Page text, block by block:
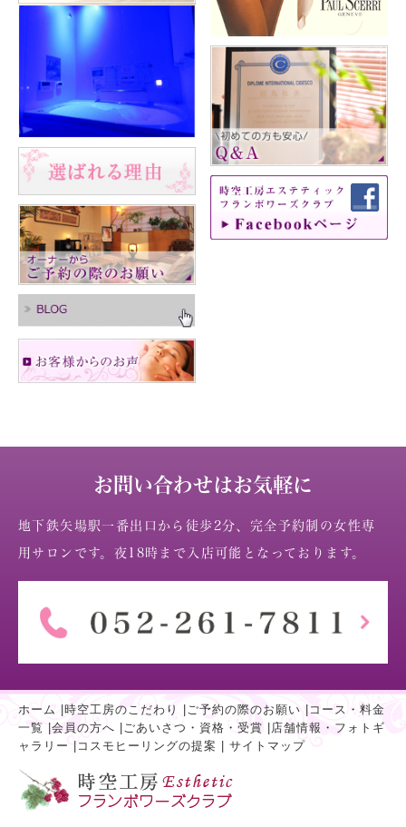
お問い合わせはお気軽に
地下鉄矢場駅一番出口から徒歩2分、完全予約制の女性専
用サロンです。夜18時まで入店可能となっております。
ホーム 時空工房のこだわり ご予約の際のお願い
コース・料金
一覧
会員の方へ ごあいさつ・資格・受賞
店舗情報・フォトギ
ャラリー
コスモヒーリングの提案 サイトマップ